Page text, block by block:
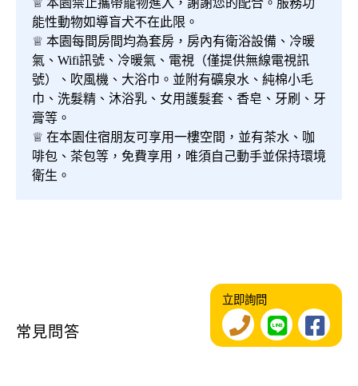
♕ 本園禁止攜帶寵物進入，謝謝您的配合。服務功
能性動物如導盲犬不在此限。
♕ 本園每間房間均為套房，房內有衛浴設備、冷暖
氣、Wifi訊號、冷暖氣、電視（僅提供無線電視訊
號）、吹風機、大浴巾。並附有礦泉水、純棉小毛
巾、洗髮精、沐浴乳、女用護髮套、香皂、牙刷、牙
膏等。
♕ 在本園住宿朋友可享用一樓空間，並有茶水、咖
啡包、茶包等，免費享用，唯須自己動手並保持環境
衛生。
常見問答
立即詢問